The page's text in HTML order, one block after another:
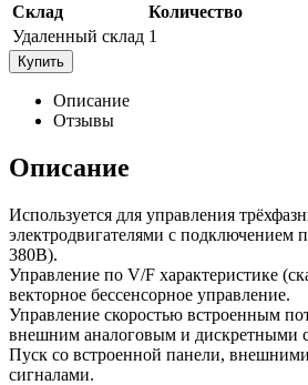
Склад
Количество
Удаленный склад 1
Купить
Описание
Отзывы
Описание
Используется для управления
электродвигателями с подключением
380В).
Управление по V/F характеристике
векторное бессенсорное управление.
Управление скоростью встроенным
внешним аналоговым и дискретными
Пуск со встроенной панели,
сигналами.